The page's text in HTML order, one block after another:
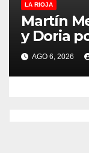
LA RIOJA
Martín
y Doria
AGO 6, 2026